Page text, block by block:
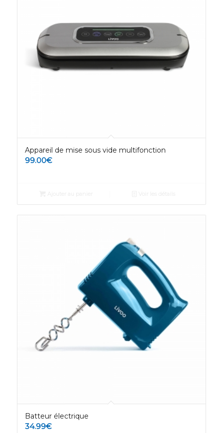
Appareil de mise sous vide multifonction
99.00€
Batteur électrique
34.99€